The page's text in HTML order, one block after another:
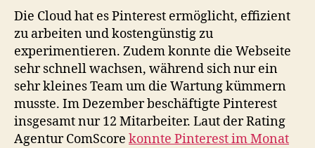
Die Cloud hat es Pinterest ermöglicht, effizient
zu arbeiten und kostengünstig zu
experimentieren. Zudem konnte die Webseite
sehr schnell wachsen, während sich nur ein
sehr kleines Team um die Wartung kümmern
musste. Im Dezember beschäftigte Pinterest
insgesamt nur 12 Mitarbeiter. Laut der Rating
Agentur ComScore konnte Pinterest im Monat